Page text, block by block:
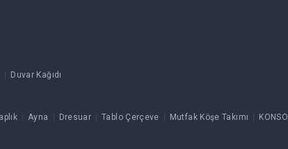
Duvar Kağıdı
Ayna Dresuar Tablo Çerçeve Mutfak Köşe Takımı